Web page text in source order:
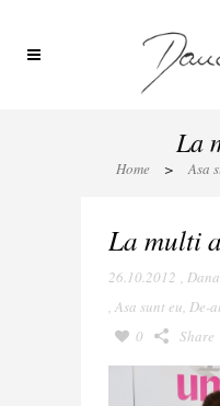
La
Home > Asa
La multi
26.10.2012 , Dana
, Asa sunt eu, De-
0
Share